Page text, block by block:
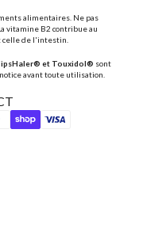
alimentaires. Ne pas
vitamine B2 contribue au
celle de l'intestin.
et Touxidol® sont
avant toute utilisation.